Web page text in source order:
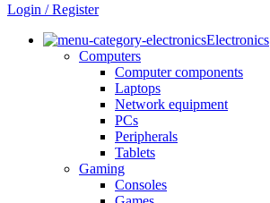
Login / Register
Electronics
Computers
Computer components
Laptops
Network equipment
PCs
Peripherals
Tablets
Gaming
Consoles